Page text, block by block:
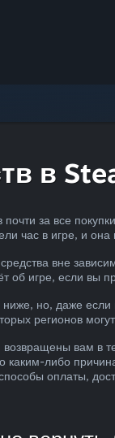
в
почти за все
час в игре, и
вне
об игре, если вы
но, даже если
регионов
возвращены вам в
каким-либо
оплаты,